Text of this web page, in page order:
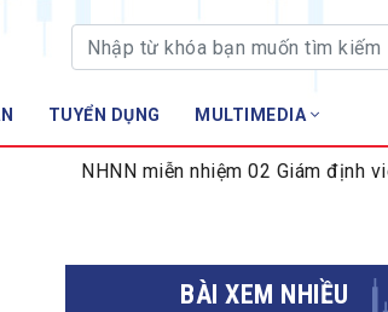
TUYỂN DỤNG MULTIMEDIA
NHNN miễn nhiệm 02 Giám định viên tư
BÀI XEM NHIỀU